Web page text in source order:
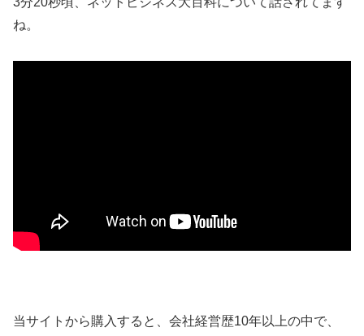
ね。
当サイトから購入すると、会社経営歴10年以上の中で、